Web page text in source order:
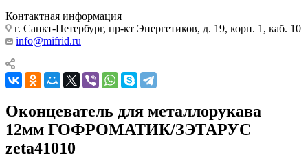
Контактная информация
г. Санкт-Петербург, пр-кт Энергетиков, д. 19, корп. 1, каб. 10
info@mifrid.ru
Оконцеватель для металлорукава
12мм ГОФРОМАТИК/ЗЭТАРУС
zeta41010